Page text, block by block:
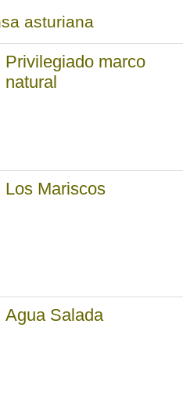
asturiana
Privilegiado marco
natural
Los Mariscos
Agua Salada